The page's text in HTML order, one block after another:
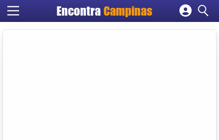
Encontra Campinas
Cadastrar empresa